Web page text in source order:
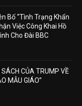
Bố “Tình Trạng Khẩn
Việc Công Khai Hồ
Cho Đài BBC
SÁCH CỦA TRUMP VỀ
MẪU GIÁO”